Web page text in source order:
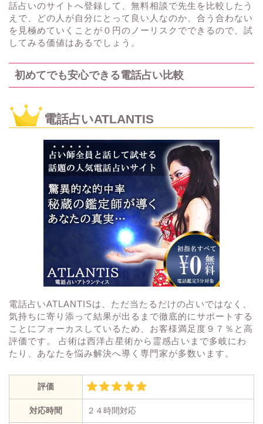
話占いのサイトへ登録して、無料相談で先生を比較したう
えで、どの人が自分にとって良い人なのか、合う合わない
を見極めていくことが０円のノーリスクでできるので、試
してみる価値はあるでしょう。
初めてでも安心できる電話占い比較
電話占いATLANTIS
電話占いATLANTISは、ただ当たるだけの占いではなく、
気持ちに寄り添って結果が出るまで徹底的にサポートする
ことにフォーカスしているため、お客様満足度９７％と高
評価です。 占術は西洋占星術から霊感占いまで多岐にわ
たり、あなたを悩み解決へ導く専門家が多数います。
評価
対応時間 ２４時間対応